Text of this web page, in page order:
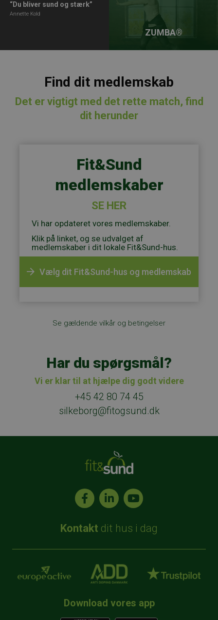
“Du bliver sund og stærk”
Annette Kold
ZUMBA®
Find dit medlemskab
Det er vigtigt med det rette match, find
dit herunder
Fit&Sund
medlemskaber
SE HER
Vi har opdateret vores medlemskaber.
Klik på linket, og se udvalget af
medlemskaber i dit lokale Fit&Sund-hus.
Vælg dit Fit&Sund-hus og medlemskab
Se gældende vilkår og betingelser
Har du spørgsmål?
Vi er klar til at hjælpe dig godt videre
+45 42 80 74 45
silkeborg@fitogsund.dk
TRÆN FOR 0,- I 30 DAGE*
*Kampagnetilbuddet gælder kun ved indmeldelse i
Kontakt dit hus i dag
Download vores app